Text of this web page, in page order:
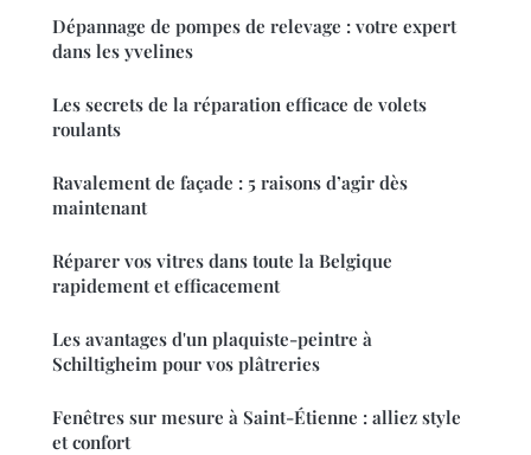
Dépannage de pompes de relevage : votre expert
dans les yvelines
Les secrets de la réparation efficace de volets
roulants
Ravalement de façade : 5 raisons d’agir dès
maintenant
Réparer vos vitres dans toute la Belgique
rapidement et efficacement
Les avantages d'un plaquiste-peintre à
Schiltigheim pour vos plâtreries
Fenêtres sur mesure à Saint-Étienne : alliez style
et confort